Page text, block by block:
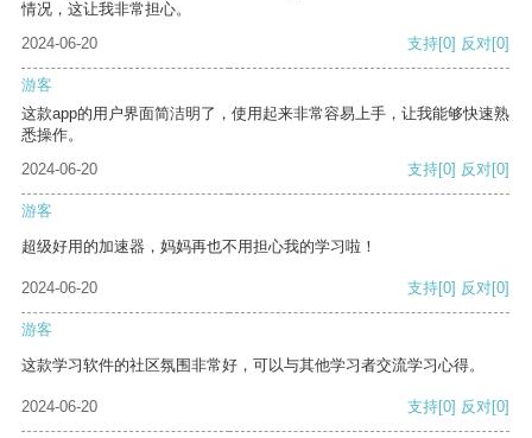
情况，这让我非常担心。
2024-06-20
支持[0] 反对[0]
游客
这款app的用户界面简洁明了，使用起来非常容易上手，让我能够快速熟
悉操作。
2024-06-20
支持[0] 反对[0]
游客
超级好用的加速器，妈妈再也不用担心我的学习啦！
2024-06-20 支持[0] 反对[0]
游客
这款学习软件的社区氛围非常好，可以与其他学习者交流学习心得。
2024-06-20 支持[0] 反对[0]